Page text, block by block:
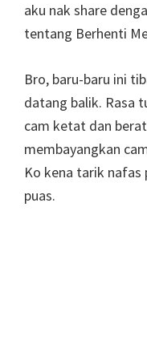
aku nak share
tentang Berhenti
Bro, baru-baru ini
datang balik. Rasa
cam ketat dan
membayangkan
Ko kena tarik nafas
puas.